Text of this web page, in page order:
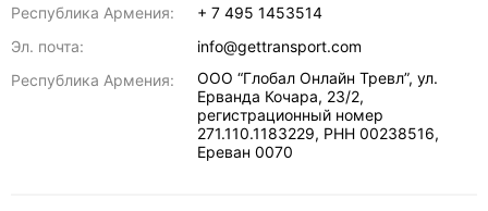
Республика Армения:
+ 7 495 1453514
Эл. почта:
info@gettransport.com
Республика Армения:
ООО “Глобал Онлайн Тревл”, ул.
Ерванда Кочара, 23/2,
регистрационный номер
271.110.1183229, РНН 00238516,
Ереван 0070